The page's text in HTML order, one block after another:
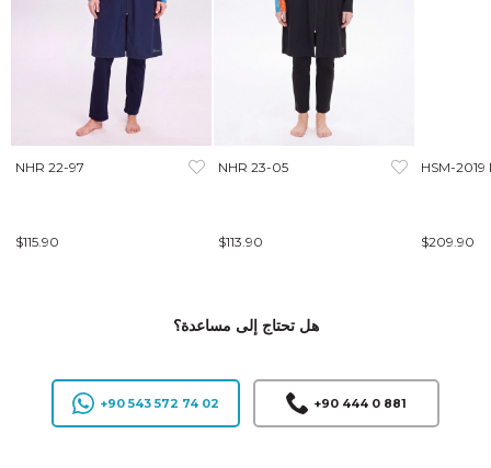
NHR 22-97
$115.90
NHR 23-05
$113.90
HSM-2019
$209.90
هل تحتاج إلى مساعدة؟
+90 543 572 74 02 +90 444 0 881